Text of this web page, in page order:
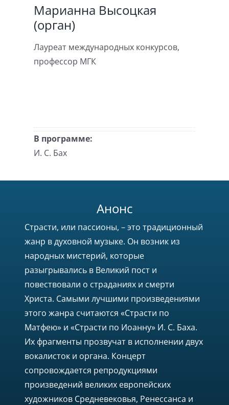
Марианна Высоцкая
(орган)
Лауреат международных конкурсов,
профессор МГК
В программе:
И. С. Бах
Анонс
Страсти, или пассионы, – это традиционный
жанр в духовной музыке. Он возник из
народных мистерий, которые
разыгрывались в Великий пост и
повествовали о страданиях и смерти
Христа. Самыми лучшими произведениями
этого жанра считаются «Страсти по
Матфею» и «Страсти по Иоанну» И. С. Баха.
Их фрагменты прозвучат в исполнении двух
вокалисток и органа. Концерт
сопровождается репродукциями
произведений великих европейских
художников Средневековья, Ренессанса и